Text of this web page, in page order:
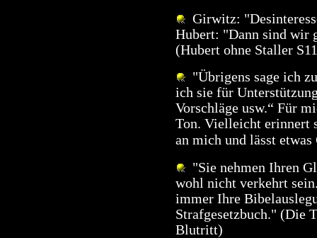
Girwitz:
Hubert: "Dann sind wir
(Hubert ohne Staller
"Übrigens sage ich
ich sie für
Vorschläge usw.“ Für
Ton. Vielleicht erinnert
an mich und lässt
"Sie nehmen Ihren
wohl nicht verkehrt
immer Ihre
Strafgesetzbuch." (Die
Blutritt)